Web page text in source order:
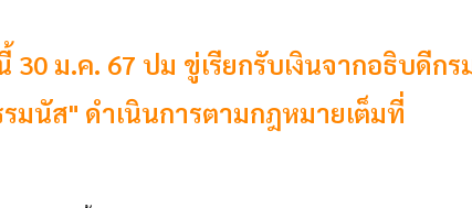
ม.ค. 67 ปม ขู่เรียกรับเงินจากอธิบดีกร
มนัส" ดำเนินการตามกฎหมายเต็มที่